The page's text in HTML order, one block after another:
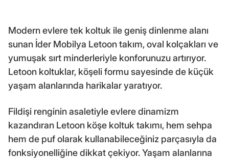
Modern evlere tek koltuk ile geniş dinlenme alanı
sunan İder Mobilya Letoon takım, oval kolçakları ve
yumuşak sırt minderleriyle konforunuzu artırıyor.
Letoon koltuklar, köşeli formu sayesinde de küçük
yaşam alanlarında harikalar yaratıyor.
Fildişi renginin asaletiyle evlere dinamizm
kazandıran Letoon köşe koltuk takımı, hem sehpa
hem de puf olarak kullanabileceğiniz parçasıyla da
fonksiyonelliğine dikkat çekiyor. Yaşam alanlarına